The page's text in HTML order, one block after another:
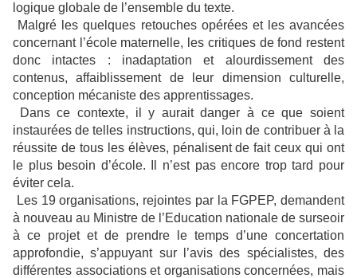
logique globale de l’ensemble du texte.
Malgré les quelques retouches opérées et les avancées
concernant l’école maternelle, les critiques de fond restent
donc intactes : inadaptation et alourdissement des
contenus, affaiblissement de leur dimension culturelle,
conception mécaniste des apprentissages.
Dans ce contexte, il y aurait danger à ce que soient
instaurées de telles instructions, qui, loin de contribuer à la
réussite de tous les élèves, pénalisent de fait ceux qui ont
le plus besoin d’école. Il n’est pas encore trop tard pour
éviter cela.
Les 19 organisations, rejointes par la FGPEP, demandent
à nouveau au Ministre de l’Education nationale de surseoir
à ce projet et de prendre le temps d’une concertation
approfondie, s’appuyant sur l’avis des spécialistes, des
différentes associations et organisations concernées, mais